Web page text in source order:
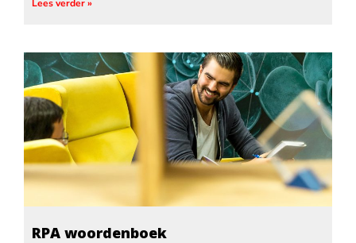
Lees verder »
RPA woordenboek